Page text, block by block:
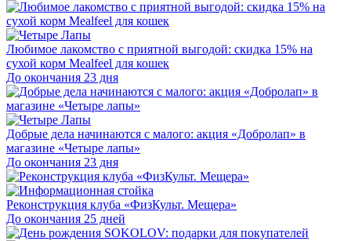
Любимое лакомство с приятной выгодой: скидка 15% на
сухой корм Mealfeel для кошек
До окончания 23 дня
Добрые дела начинаются с малого: акция «Добролап» в
магазине «Четыре лапы»
До окончания 23 дня
Реконструкция клуба «ФизКульт. Мещера»
До окончания 25 дней